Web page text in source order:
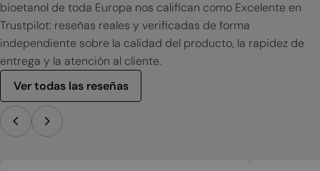
bioetanol de toda Europa nos califican como Excelente en
Trustpilot: reseñas reales y verificadas de forma
independiente sobre la calidad del producto, la rapidez de
entrega y la atención al cliente.
Ver todas las reseñas